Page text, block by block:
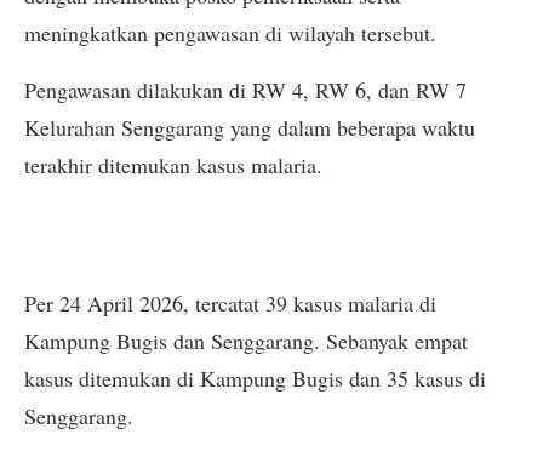
meningkatkan pengawasan di wilayah tersebut.
Pengawasan dilakukan di RW 4, RW 6, dan RW 7
Kelurahan Senggarang yang dalam beberapa waktu
terakhir ditemukan kasus malaria.
Per 24 April 2026, tercatat 39 kasus malaria di
Kampung Bugis dan Senggarang. Sebanyak empat
kasus ditemukan di Kampung Bugis dan 35 kasus di
Senggarang.